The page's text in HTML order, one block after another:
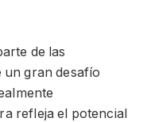
de las
un gran desafío
refleja el potencial